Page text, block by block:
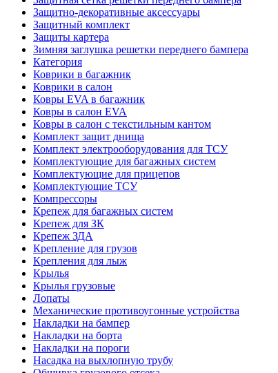
Защитно-декоративные аксессуары
Защитный комплект
Защиты картера
Зимняя заглушка решетки переднего бампера
Категория
Коврики в багажник
Коврики в салон
Ковры EVA в багажник
Ковры в салон EVA
Ковры в салон с текстильным кантом
Комплект защит днища
Комплект электрооборудования для ТСУ
Комплектующие для багажных систем
Комплектующие для прицепов
Комплектующие ТСУ
Компрессоры
Крепеж для багажных систем
Крепеж для ЗК
Крепеж ЗДА
Крепление для грузов
Крепления для лыж
Крылья
Крылья грузовые
Лопаты
Механические противоугонные устройства
Накладки на бампер
Накладки на борта
Накладки на пороги
Насадка на выхлопную трубу